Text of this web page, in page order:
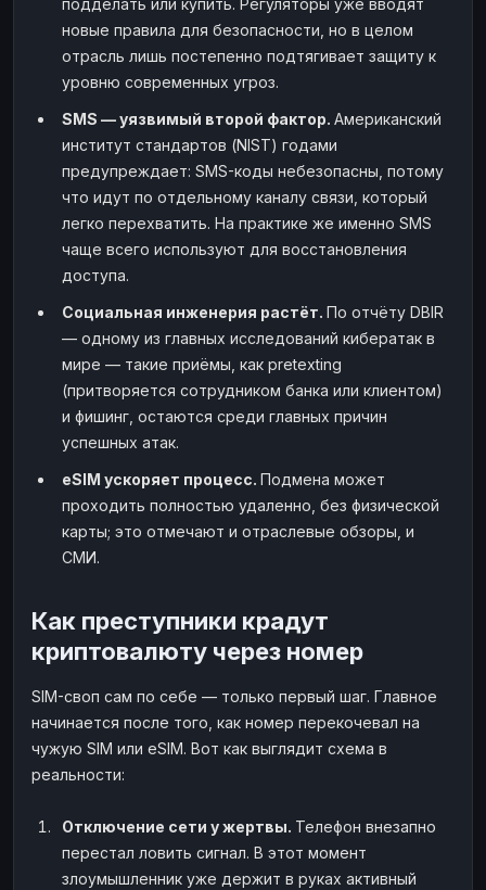
подделать или купить. Регуляторы уже вводят
новые правила для безопасности, но в целом
отрасль лишь постепенно подтягивает защиту к
уровню современных угроз.
SMS — уязвимый второй фактор. Американский
институт стандартов (NIST) годами
предупреждает: SMS-коды небезопасны, потому
что идут по отдельному каналу связи, который
легко перехватить. На практике же именно SMS
чаще всего используют для восстановления
доступа.
Социальная инженерия растёт. По отчёту DBIR
— одному из главных исследований кибератак в
мире — такие приёмы, как pretexting
(притворяется сотрудником банка или клиентом)
и фишинг, остаются среди главных причин
успешных атак.
eSIM ускоряет процесс. Подмена может
проходить полностью удаленно, без физической
карты; это отмечают и отраслевые обзоры, и
СМИ.
Как преступники крадут
криптовалюту через номер
SIM-своп сам по себе — только первый шаг. Главное
начинается после того, как номер перекочевал на
чужую SIM или eSIM. Вот как выглядит схема в
реальности:
Отключение сети у жертвы. Телефон внезапно
перестал ловить сигнал. В этот момент
злоумышленник уже держит в руках активный